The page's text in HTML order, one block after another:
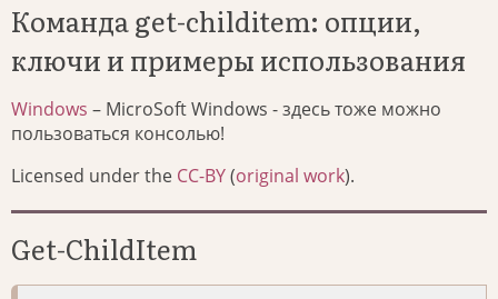
Команда get-childitem: опции,
ключи и примеры использования
Windows – MicroSoft Windows - здесь тоже можно
пользоваться консолью!
Licensed under the CC-BY(original work).
Get-ChildItem